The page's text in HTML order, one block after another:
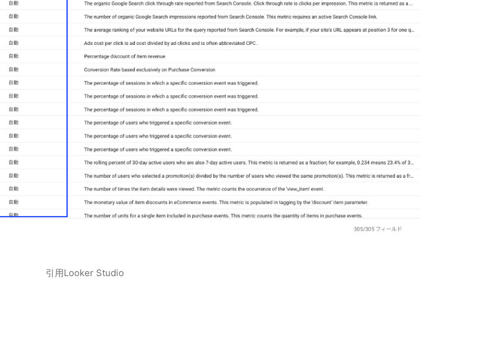
引用Looker Studio